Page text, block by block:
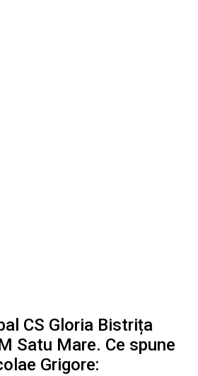
CS Gloria Bistrița
Satu Mare. Ce spune
Grigore: